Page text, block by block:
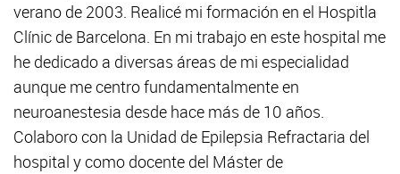
verano de 2003. Realicé mi formación en el Hospitla
Clínic de Barcelona. En mi trabajo en este hospital me
he dedicado a diversas áreas de mi especialidad
aunque me centro fundamentalmente en
neuroanestesia desde hace más de 10 años.
Colaboro con la Unidad de Epilepsia Refractaria del
hospital y como docente del Máster de